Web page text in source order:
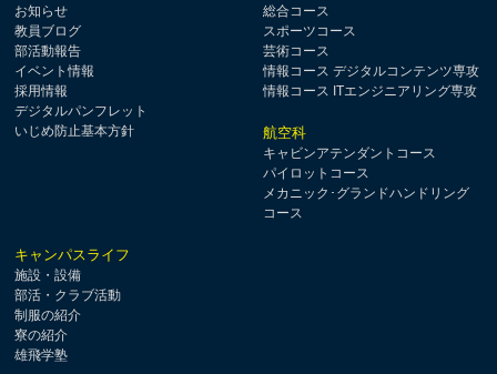
お知らせ
教員ブログ
部活動報告
イベント情報
採用情報
デジタルパンフレット
いじめ防止基本方針
総合コース
スポーツコース
芸術コース
情報コース デジタルコンテンツ専攻
情報コース ITエンジニアリング専攻
航空科
キャビンアテンダントコース
パイロットコース
メカニック･グランドハンドリング
コース
キャンパスライフ
施設・設備
部活・クラブ活動
制服の紹介
寮の紹介
雄飛学塾